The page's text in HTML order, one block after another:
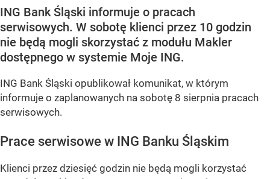
ING Bank Śląski informuje o pracach
serwisowych. W sobotę klienci przez 10 godzin
nie będą mogli skorzystać z modułu Makler
dostępnego w systemie Moje ING.
ING Bank Śląski opublikował komunikat, w którym
informuje o zaplanowanych na sobotę 8 sierpnia pracach
serwisowych.
Prace serwisowe w ING Banku Śląskim
Klienci przez dziesięć godzin nie będą mogli korzystać